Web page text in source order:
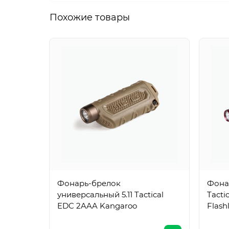
Похожие товары
Фонарь-брелок
универсальный 5.11 Tactical
EDC 2AAA Kangaroo